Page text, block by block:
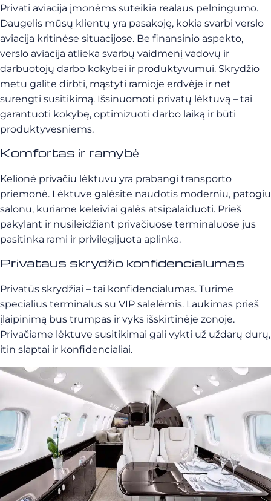
Privati aviacija įmonėms suteikia realaus pelningumo.
Daugelis mūsų klientų yra pasakoję, kokia svarbi verslo
aviacija kritinėse situacijose. Be finansinio aspekto,
verslo aviacija atlieka svarbų vaidmenį vadovų ir
darbuotojų darbo kokybei ir produktyvumui. Skrydžio
metu galite dirbti, mąstyti ramioje erdvėje ir net
surengti susitikimą. Išsinuomoti privatų lėktuvą – tai
garantuoti kokybę, optimizuoti darbo laiką ir būti
produktyvesniems.
Komfortas ir ramybė
Kelionė privačiu lėktuvu yra prabangi transporto
priemonė. Lėktuve galėsite naudotis moderniu, patogiu
salonu, kuriame keleiviai galės atsipalaiduoti. Prieš
pakylant ir nusileidžiant privačiuose terminaluose jus
pasitinka rami ir privilegijuota aplinka.
Privataus skrydžio konfidencialumas
Privatūs skrydžiai – tai konfidencialumas. Turime
specialius terminalus su VIP salelėmis. Laukimas prieš
įlaipinimą bus trumpas ir vyks išskirtinėje zonoje.
Privačiame lėktuve susitikimai gali vykti už uždarų durų,
itin slaptai ir konfidencialiai.